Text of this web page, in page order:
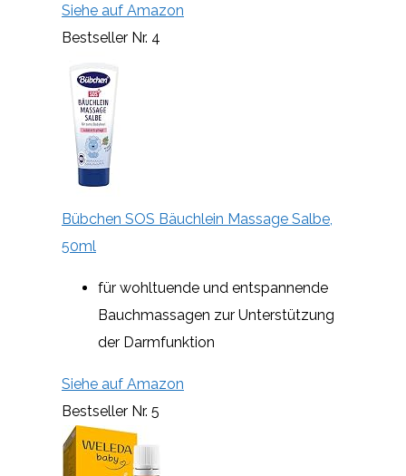
Siehe auf Amazon
Bestseller Nr. 4
Bübchen SOS Bäuchlein Massage Salbe,
50ml
für wohltuende und entspannende
Bauchmassagen zur Unterstützung
der Darmfunktion
Siehe auf Amazon
Bestseller Nr. 5